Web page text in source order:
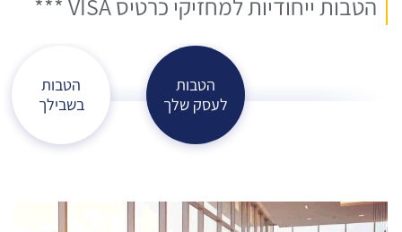
הטבות ייחודיות למחזיקי כרטיס VISA ***
הטבות
לעסק שלך
הטבות
בשבילך